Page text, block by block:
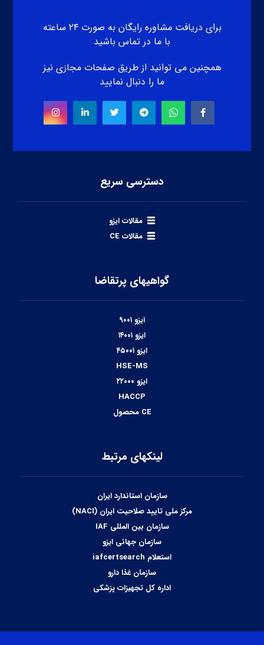
برای دریافت مشاوره رایگان به صورت ۲۴ ساعته
با ما در تماس باشید
همچنین می توانید از طریق صفحات مجازی نیز
ما را دنبال نمایید
دسترسی سریع
مقالات ایزو
مقالات CE
گواهیهای پرتقاضا
ایزو ۹۰۰۱
ایزو ۱۴۰۰۱
ایزو ۴۵۰۰۱
HSE-MS
ایزو ۲۲۰۰۰
HACCP
CE محصول
لینکهای مرتبط
سازمان استاندارد ایران
مرکز ملی تایید صلاحیت ایران (NACI)
سازمان بین المللی IAF
سازمان جهانی ایزو
استعلام iafcertsearch
سازمان غذا دارو
اداره کل تجهیزات پزشکی